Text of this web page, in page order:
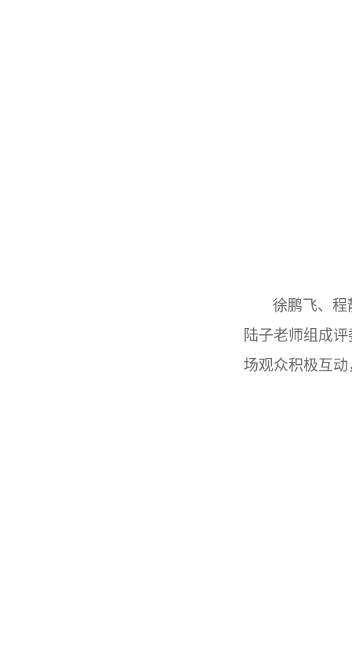
徐鹏飞、程
陆子老师组成评
场观众积极互